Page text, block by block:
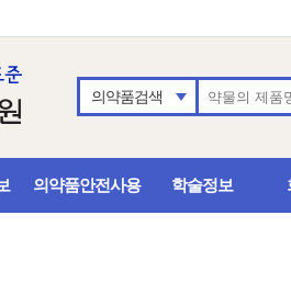
의약품검색
의약품안전사용 학술정보